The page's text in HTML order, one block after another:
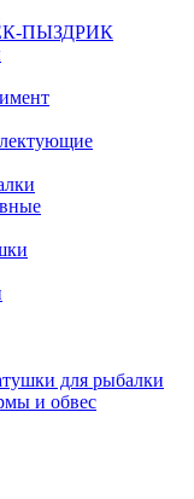
ПЫЗДРИК
для рыбалки
и обвес